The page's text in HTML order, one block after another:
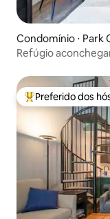
Condomínio ⋅ Park
Refúgio
Entre os melhores
Preferido dos